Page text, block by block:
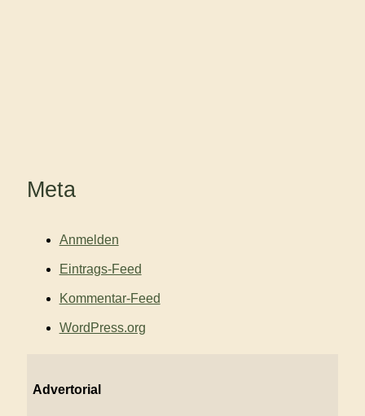
Meta
Anmelden
Eintrags-Feed
Kommentar-Feed
WordPress.org
Advertorial